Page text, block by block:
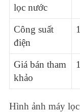
lọc nước
Công suất
điện
Giá bán tham
khảo
Hình ảnh máy